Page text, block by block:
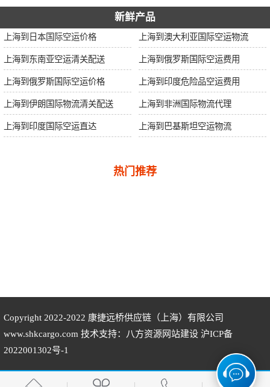
新鲜产品
上海到日本国际空运价格 上海到澳大利亚国际空运物流
上海到东南亚空运清关配送 上海到俄罗斯国际空运费用
上海到俄罗斯国际空运价格 上海到印度危险品空运费用
上海到伊朗国际物流清关配送 上海到非洲国际物流代理
上海到印度国际空运直达 上海到巴基斯坦空运物流
热门推荐
Copyright 2022-2022 康捷远桥供应链（上海）有限公司
www.shkcargo.com 技术支持：八方资源 网站建设 沪ICP备
2022001302号-1
非洲空运
南美空运